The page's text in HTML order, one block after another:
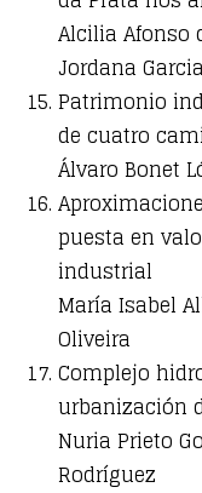
Alcilia Afonso
Jordana
Patrimonio
de cuatro
Álvaro Bonet
puesta en
industrial
María Isabel
Oliveira
Complejo
urbanización
Nuria Prieto
Rodríguez